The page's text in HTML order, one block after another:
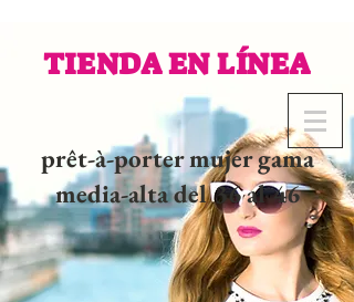
TIENDA EN LÍNEA
prêt-à-porter mujer gama
media-alta del 36 al 46